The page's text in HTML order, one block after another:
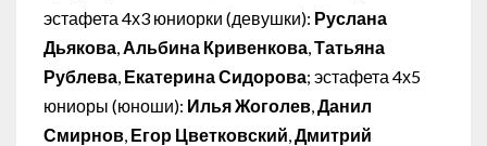
эстафета 4х3 юниорки (девушки): Руслана
Дьякова,Альбина Кривенкова,Татьяна
Рублева, Екатерина Сидорова; эстафета 4х5
юниоры (юноши): Илья Жоголев,Данил
Смирнов, Егор Цветковский,Дмитрий